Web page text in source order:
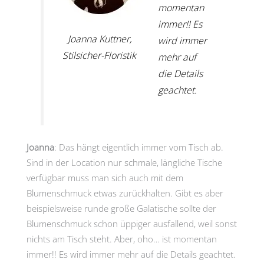
Joanna Kuttner,
Stilsicher-Floristik
momentan
immer!! Es
wird immer
mehr auf
die Details
geachtet.
Joanna: Das hängt eigentlich immer vom Tisch ab.
Sind in der Location nur schmale, längliche Tische
verfügbar muss man sich auch mit dem
Blumenschmuck etwas zurückhalten. Gibt es aber
beispielsweise runde große Galatische sollte der
Blumenschmuck schon üppiger ausfallend, weil sonst
nichts am Tisch steht. Aber, oho… ist momentan
immer!! Es wird immer mehr auf die Details geachtet.